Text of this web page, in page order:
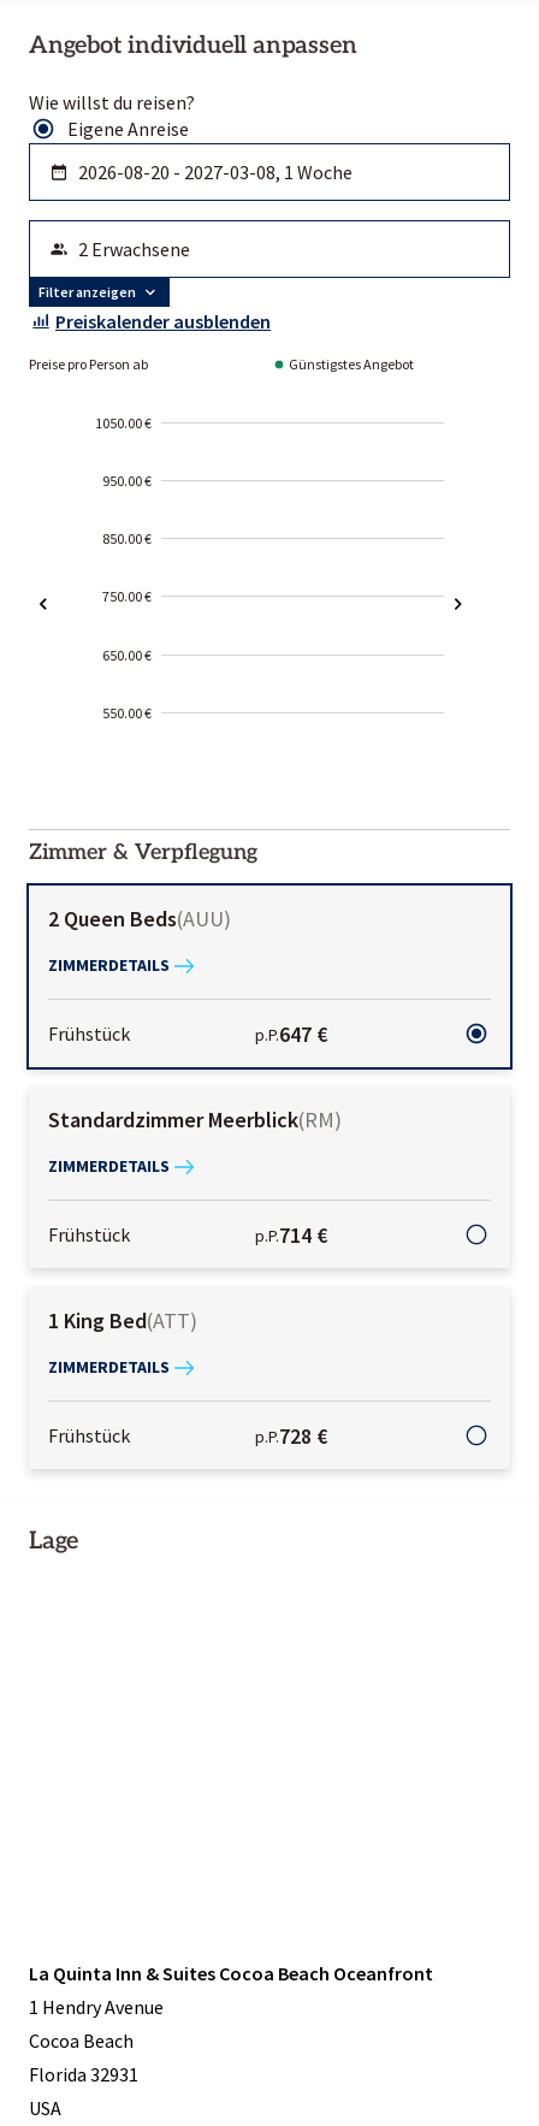
Angebot individuell anpassen
Wie willst du reisen?
Eigene Anreise
Filter anzeigen
Preiskalender ausblenden
Preise pro Person ab Günstigstes Angebot
1050.00 €
950.00 €
850.00 €
750.00 €
650.00 €
550.00 €
01-02
Zimmer & Verpflegung
2 Queen Beds(AUU)
ZIMMERDETAILS
Frühstück p.P.647 €
Standardzimmer Meerblick(RM)
ZIMMERDETAILS
Frühstück p.P.714 €
1 King Bed(ATT)
ZIMMERDETAILS
Frühstück p.P.728 €
Lage
La Quinta Inn & Suites Cocoa Beach Oceanfront
1 Hendry Avenue
Cocoa Beach
Florida 32931
USA